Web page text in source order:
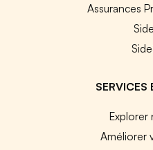
Assurances
SERVICES
Explorer
Améliorer